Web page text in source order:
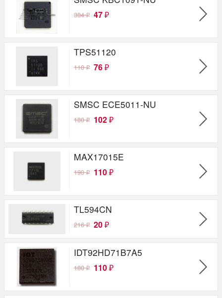
384₽ 47 ₽
TPS51120
110₽ 76 ₽
SMSC ECE5011-NU
180₽ 102 ₽
MAX17015E
190₽ 110 ₽
TL594CN
216₽ 20 ₽
IDT92HD71B7A5
180₽ 110 ₽